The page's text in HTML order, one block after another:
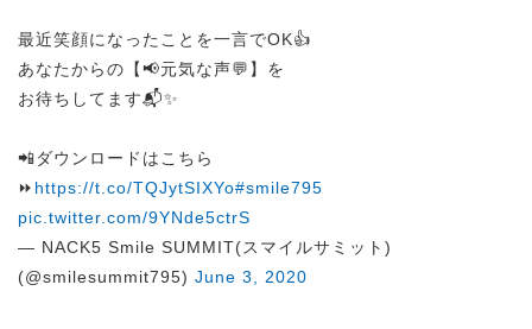
最近笑顔になったことを一言でOK👍
あなたからの【📢元気な声💬】を
お待ちしてます📬✨
📲ダウンロードはこちら
⏩ https://t.co/TQJytSIXYo#smile795
pic.twitter.com/9YNde5ctrS
— NACK5 Smile SUMMIT(スマイルサミット)
(@smilesummit795) June 3, 2020